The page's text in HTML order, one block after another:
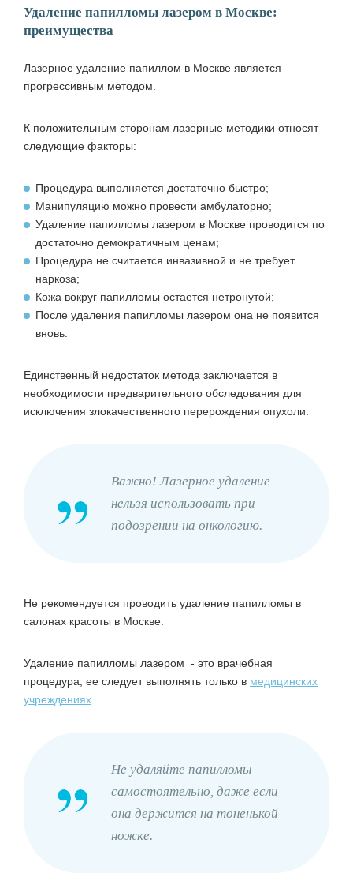
Удаление папилломы лазером в Москве:
преимущества
Лазерное удаление папиллом в Москве является
прогрессивным методом.
К положительным сторонам лазерные методики относят
следующие факторы:
Процедура выполняется достаточно быстро;
Манипуляцию можно провести амбулаторно;
Удаление папилломы лазером в Москве проводится по
достаточно демократичным ценам;
Процедура не считается инвазивной и не требует
наркоза;
Кожа вокруг папилломы остается нетронутой;
После удаления папилломы лазером она не появится
вновь.
Единственный недостаток метода заключается в
необходимости предварительного обследования для
исключения злокачественного перерождения опухоли.
Важно! Лазерное удаление
нельзя использовать при
подозрении на онкологию.
Не рекомендуется проводить удаление папилломы в
салонах красоты в Москве.
Удаление папилломы лазером - это врачебная
процедура, ее следует выполнять только в медицинских
учреждениях.
Не удаляйте папилломы
самостоятельно, даже если
она держится на тоненькой
ножке.